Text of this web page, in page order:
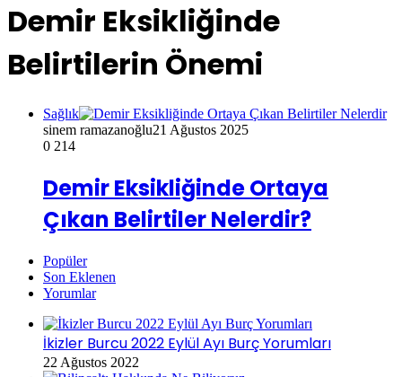
Demir Eksikliğinde
Belirtilerin Önemi
Sağlık
sinem ramazanoğlu21 Ağustos 2025
0 214
Demir Eksikliğinde Ortaya
Çıkan Belirtiler Nelerdir?
Popüler
Son Eklenen
Yorumlar
İkizler Burcu 2022 Eylül Ayı Burç Yorumları
22 Ağustos 2022